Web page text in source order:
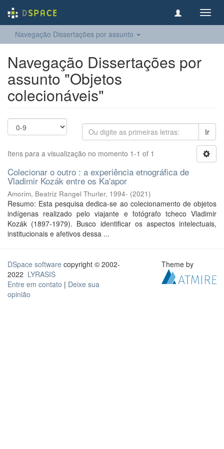
Navegação Dissertações por assunto
Navegação Dissertações por
assunto "Objetos
colecionáveis"
Ir
Itens para a visualização no momento 1-1 of 1
Colecionar o outro : a experiência etnográfica de
Vladimir Kozák entre os Ka'apor
Amorim, Beatriz Rangel Thurler, 1994- (2021)
Resumo: Esta pesquisa dedica-se ao colecionamento de objetos
indígenas realizado pelo viajante e fotógrafo tcheco Vladimir
Kozák (1897-1979). Busco identificar os aspectos intelectuais,
institucionais e afetivos dessa ...
DSpace software copyright © 2002-
2022 LYRASIS
Entre em contato | Deixe sua
opinião
Theme by